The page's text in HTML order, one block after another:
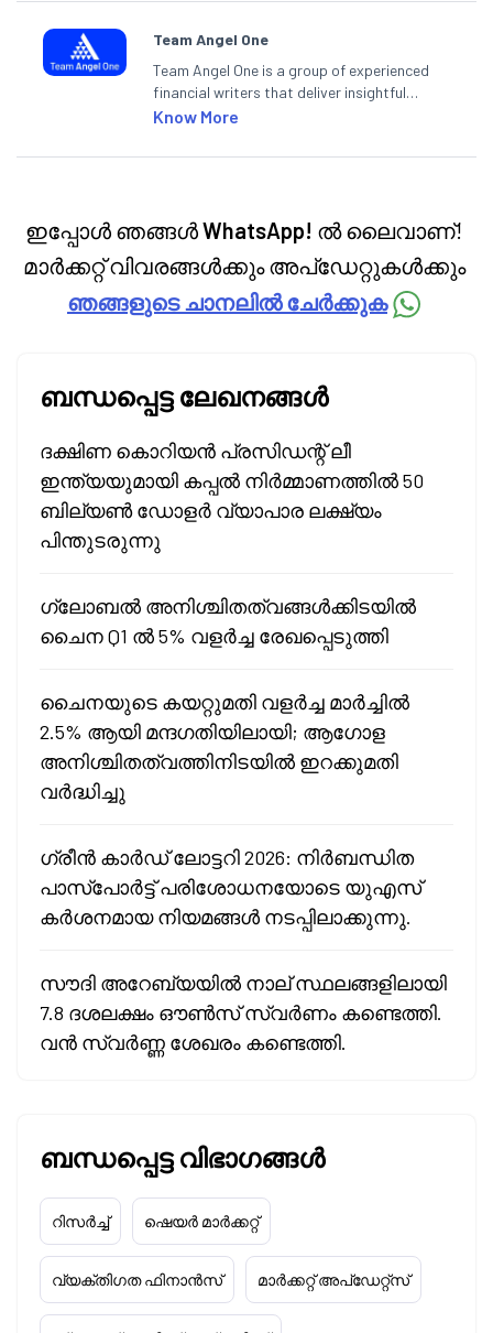
Team Angel One
Team Angel One is a group of experienced
financial writers that deliver insightful
articles on the stock market, IPO, economy,
categories.
Know More
ഇപ്പോൾ ഞങ്ങൾWhatsApp! ൽ ലൈവാണ്!
മാർക്കറ്റ് വിവരങ്ങൾക്കും അപ്‌ഡേറ്റുകൾക്കും
ഞങ്ങളുടെ ചാനലിൽ ചേർക്കുക
ബന്ധപ്പെട്ട ലേഖനങ്ങൾ
ദക്ഷിണ കൊറിയൻ പ്രസിഡന്റ് ലീ
ഇന്ത്യയുമായി കപ്പൽ നിർമ്മാണത്തിൽ 50
ബില്യൺ ഡോളർ വ്യാപാര ലക്ഷ്യം
പിന്തുടരുന്നു
ഗ്ലോബൽ അനിശ്ചിതത്വങ്ങൾക്കിടയിൽ
ചൈന Q1 ൽ 5% വളർച്ച രേഖപ്പെടുത്തി
ചൈനയുടെ കയറ്റുമതി വളർച്ച മാർച്ചിൽ
2.5% ആയി മന്ദഗതിയിലായി; ആഗോള
അനിശ്ചിതത്വത്തിനിടയിൽ ഇറക്കുമതി
വർദ്ധിച്ചു
ഗ്രീൻ കാർഡ് ലോട്ടറി 2026: നിർബന്ധിത
പാസ്‌പോർട്ട് പരിശോധനയോടെ യുഎസ്
കർശനമായ നിയമങ്ങൾ നടപ്പിലാക്കുന്നു.
സൗദി അറേബ്യയിൽ നാല് സ്ഥലങ്ങളിലായി
7.8 ദശലക്ഷം ഔൺസ് സ്വർണം കണ്ടെത്തി.
വൻ സ്വർണ്ണ ശേഖരം കണ്ടെത്തി.
ബന്ധപ്പെട്ട വിഭാഗങ്ങൾ
റിസർച്ച് ഷെയർ മാർക്കറ്റ്
വ്യക്തിഗത ഫിനാൻസ് മാർക്കറ്റ് അപ്‌ഡേറ്റ്സ്